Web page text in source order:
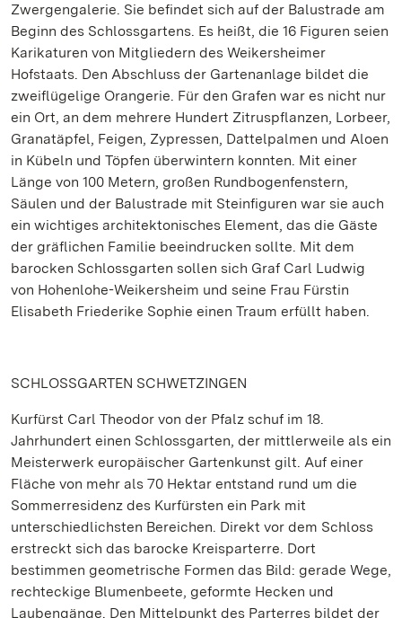
Zwergengalerie. Sie befindet sich auf der Balustrade am
Beginn des Schlossgartens. Es heißt, die 16 Figuren seien
Karikaturen von Mitgliedern des Weikersheimer
Hofstaats. Den Abschluss der Gartenanlage bildet die
zweiflügelige Orangerie. Für den Grafen war es nicht nur
ein Ort, an dem mehrere Hundert Zitruspflanzen, Lorbeer,
Granatäpfel, Feigen, Zypressen, Dattelpalmen und Aloen
in Kübeln und Töpfen überwintern konnten. Mit einer
Länge von 100 Metern, großen Rundbogenfenstern,
Säulen und der Balustrade mit Steinfiguren war sie auch
ein wichtiges architektonisches Element, das die Gäste
der gräflichen Familie beeindrucken sollte. Mit dem
barocken Schlossgarten sollen sich Graf Carl Ludwig
von Hohenlohe-Weikersheim und seine Frau Fürstin
Elisabeth Friederike Sophie einen Traum erfüllt haben.
SCHLOSSGARTEN SCHWETZINGEN
Kurfürst Carl Theodor von der Pfalz schuf im 18.
Jahrhundert einen Schlossgarten, der mittlerweile als ein
Meisterwerk europäischer Gartenkunst gilt. Auf einer
Fläche von mehr als 70 Hektar entstand rund um die
Sommerresidenz des Kurfürsten ein Park mit
unterschiedlichsten Bereichen. Direkt vor dem Schloss
erstreckt sich das barocke Kreisparterre. Dort
bestimmen geometrische Formen das Bild: gerade Wege,
rechteckige Blumenbeete, geformte Hecken und
Laubengänge. Den Mittelpunkt des Parterres bildet der